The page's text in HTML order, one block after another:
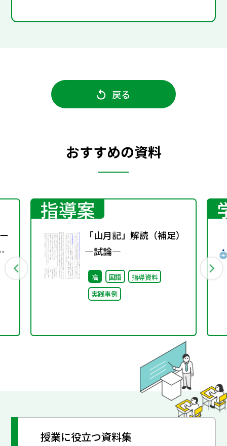
戻る
おすすめの資料
指導案
「山月記」解読（補足）
―試論―
高 国語
指導資料
実践事例
授業に役立つ資料集